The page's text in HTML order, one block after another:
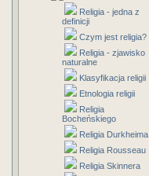
Religia - jedna z
definicji
Czym jest religia?
Religia - zjawisko
naturalne
Klasyfikacja religii
Etnologia religii
Religia
Bocheńskiego
Religia Durkheima
Religia Rousseau
Religia Skinnera